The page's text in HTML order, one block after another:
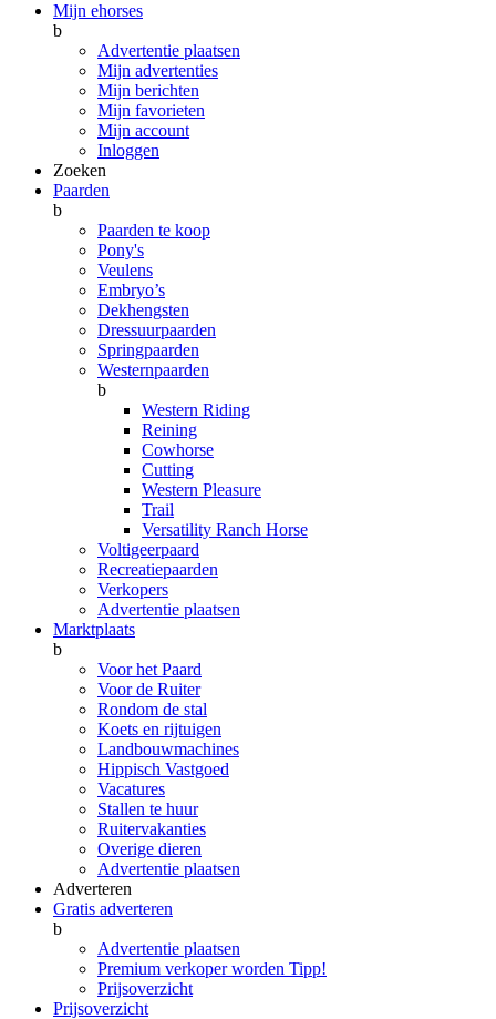
Mijn ehorses
b
Advertentie plaatsen
Mijn advertenties
Mijn berichten
Mijn favorieten
Mijn account
Inloggen
Zoeken
Paarden
b
Paarden te koop
Pony's
Veulens
Embryo’s
Dekhengsten
Dressuurpaarden
Springpaarden
Westernpaarden
b
Western Riding
Reining
Cowhorse
Cutting
Western Pleasure
Trail
Versatility Ranch Horse
Voltigeerpaard
Recreatiepaarden
Verkopers
Advertentie plaatsen
Marktplaats
b
Voor het Paard
Voor de Ruiter
Rondom de stal
Koets en rijtuigen
Landbouwmachines
Hippisch Vastgoed
Vacatures
Stallen te huur
Ruitervakanties
Overige dieren
Advertentie plaatsen
Adverteren
Gratis adverteren
b
Advertentie plaatsen
Premium verkoper worden Tipp!
Prijsoverzicht
Prijsoverzicht